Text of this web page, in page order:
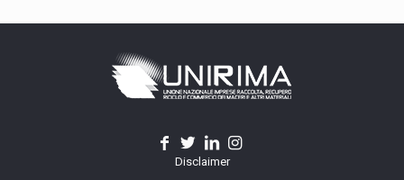
Disclaimer